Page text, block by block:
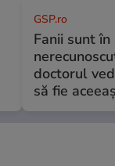
GSP.ro
Fanii sunt în
doctorul
să fie